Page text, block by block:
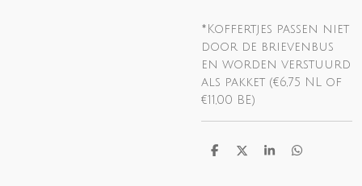
*Koffertjes passen niet
door de brievenbus
en worden verstuurd
als pakket (€6,75 NL of
€11,00 BE)
D
D
S
D